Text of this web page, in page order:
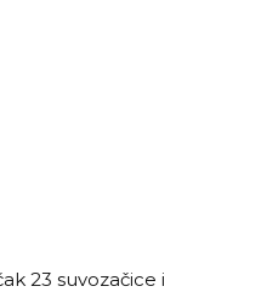
23 suvozačice i